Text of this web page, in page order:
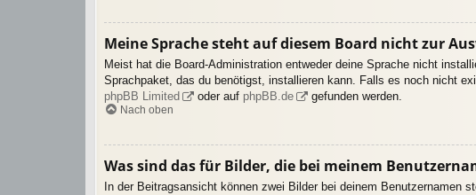
Meine Sprache steht auf diesem Board nicht zur
Meist hat die Board-Administration entweder deine Sprache nicht
Sprachpaket, das du benötigst, installieren kann. Falls es noch nicht
phpBB Limited
oder auf phpBB.de gefunden werden.
Nach oben
Was sind das für Bilder, die bei meinem
In der Beitragsansicht können zwei Bilder bei deinem Benutzernamen